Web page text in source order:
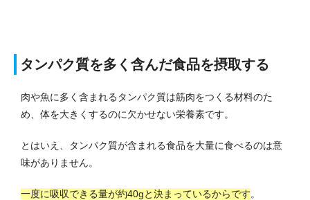
タンパク質を多く含んだ食品を摂取する
肉や魚に多く含まれるタンパク質は筋肉をつくる材料のた
め、体を大きくするのに欠かせない栄養素です。
とはいえ、タンパク質が含まれる食品を大量に食べるのは意
味がありません。
一度に吸収できる量が約40gと決まっているからです。